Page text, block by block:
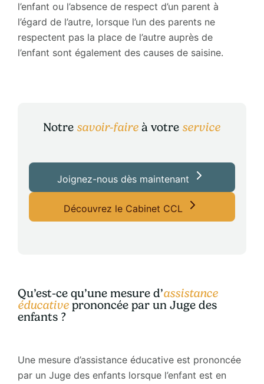
l’enfant ou l’absence de respect d’un parent à
l’égard de l’autre, lorsque l’un des parents ne
respectent pas la place de l’autre auprès de
l’enfant sont également des causes de saisine.
Notre savoir-faire à votre service
Joignez-nous dès maintenant
Découvrez le Cabinet CCL
Qu’est-ce qu’une mesure d’assistance
éducative prononcée par un Juge des
enfants ?
Une mesure d’assistance éducative est prononcée
par un Juge des enfants lorsque l’enfant est en